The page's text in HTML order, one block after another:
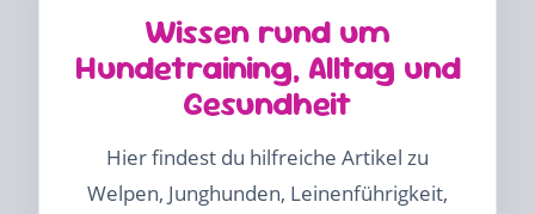
Wissen rund um
Hundetraining, Alltag und
Gesundheit
Hier findest du hilfreiche Artikel zu
Welpen, Junghunden, Leinenführigkeit,